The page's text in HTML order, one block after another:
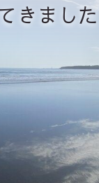
きました